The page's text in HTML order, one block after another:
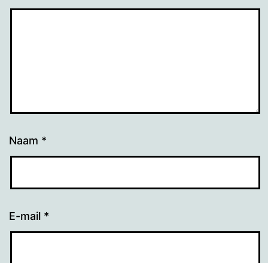
Naam *
E-mail *